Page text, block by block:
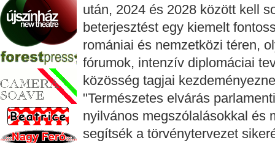
után, 2024 és 2028 között kell
beterjesztést egy kiemelt
romániai és nemzetközi téren,
fórumok, intenzív diplomáciai
közösség tagjai
"Természetes elvárás
nyilvános megszólalásokkal és
segítsék a törvénytervezet